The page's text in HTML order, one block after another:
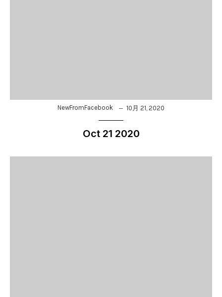
NewFromFacebook 10月 21, 2020
Oct 21 2020